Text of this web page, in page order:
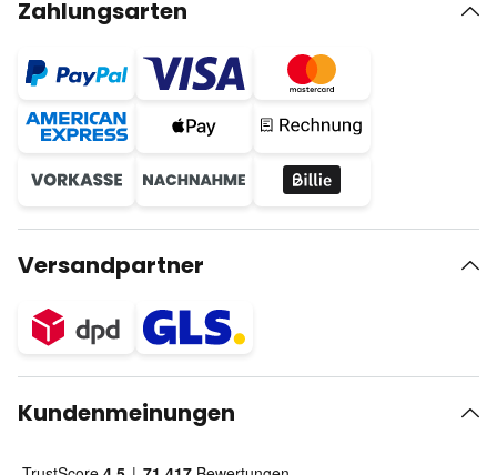
Zahlungsarten
Versandpartner
Kundenmeinungen